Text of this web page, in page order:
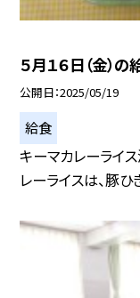
５月１６日（金）の
公開日 2025/05/19
給食
キーマカレーライ
レーライスは、豚